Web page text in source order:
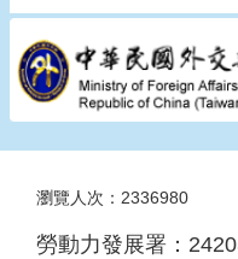
瀏覽人次：2336980
勞動力發展署：